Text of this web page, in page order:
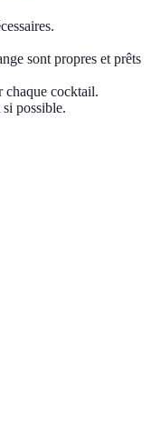
sont propres et prêts
chaque cocktail.
possible.